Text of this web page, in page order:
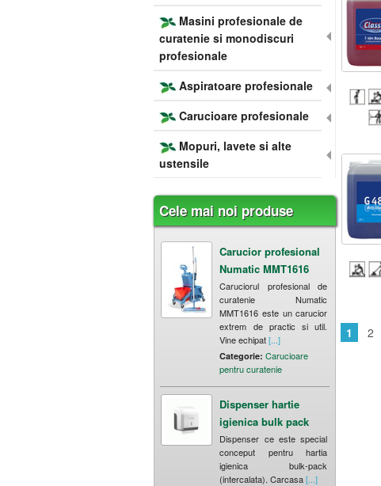
1 2
Masini profesionale de
curatenie si monodiscuri
profesionale
Aspiratoare profesionale
Carucioare profesionale
Mopuri, lavete si alte
ustensile
Cele mai noi produse
Carucior profesional
Numatic MMT1616
Caruciorul profesional de
curatenie Numatic
MMT1616 este un carucior
extrem de practic si util.
Vine echipat[...]
Categorie: Carucioare
pentru curatenie
Dispenser hartie
igienica bulk pack
Dispenser ce este special
conceput pentru hartia
igienica bulk-pack
(intercalata). Carcasa[...]